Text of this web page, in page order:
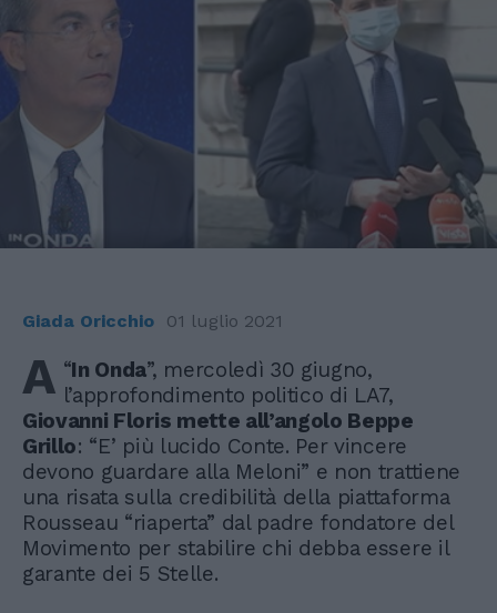
Giada Oricchio 01 luglio 2021
A “In Onda”, mercoledì 30 giugno,
l’approfondimento politico di LA7,
Giovanni Floris mette all’angolo Beppe
Grillo: “E’ più lucido Conte. Per vincere
devono guardare alla Meloni” e non trattiene
una risata sulla credibilità della piattaforma
Rousseau “riaperta” dal padre fondatore del
Movimento per stabilire chi debba essere il
garante dei 5 Stelle.